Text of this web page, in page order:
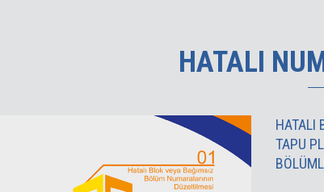
HATALI
HATALI
TAPU